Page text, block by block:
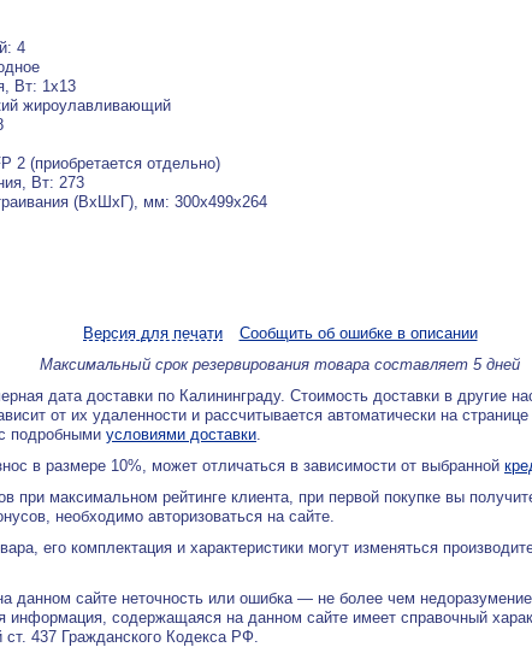
4
Вт: 1x13
жироулавливающий
2 (приобретается отдельно)
Вт: 273
(ВхШхГ), мм: 300х499х264
Версия для печати
Сообщить об ошибке в описании
Максимальный срок резервирования товара составляет 5 дней
дата доставки по Калининграду. Стоимость доставки в другие
от их удаленности и рассчитывается автоматически на
подробными условиями доставки.
в размере 10%, может отличаться в зависимости от выбранной
при максимальном рейтинге клиента, при первой покупке вы
необходимо авторизоваться на сайте.
его комплектация и характеристики могут изменяться
данном сайте неточность или ошибка — не более чем
информация, содержащаяся на данном сайте имеет справочный
ст. 437 Гражданского Кодекса РФ.